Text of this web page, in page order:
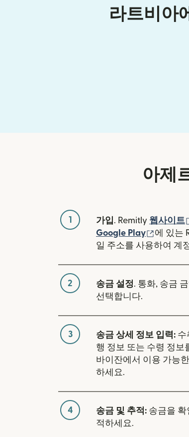
라트비아
아제
1 가입. Remitly 웹사이트
Google Play
(새 창에
에 있는
일 주소를 사용하여 계
2 송금 설정. 통화, 송금
선택합니다.
3 송금 상세 정보 입력: 수
행 정보 또는 수령 정보
바이잔에서 이용 가능
하세요.
4 송금 및 추적: 송금을 확
적하세요.